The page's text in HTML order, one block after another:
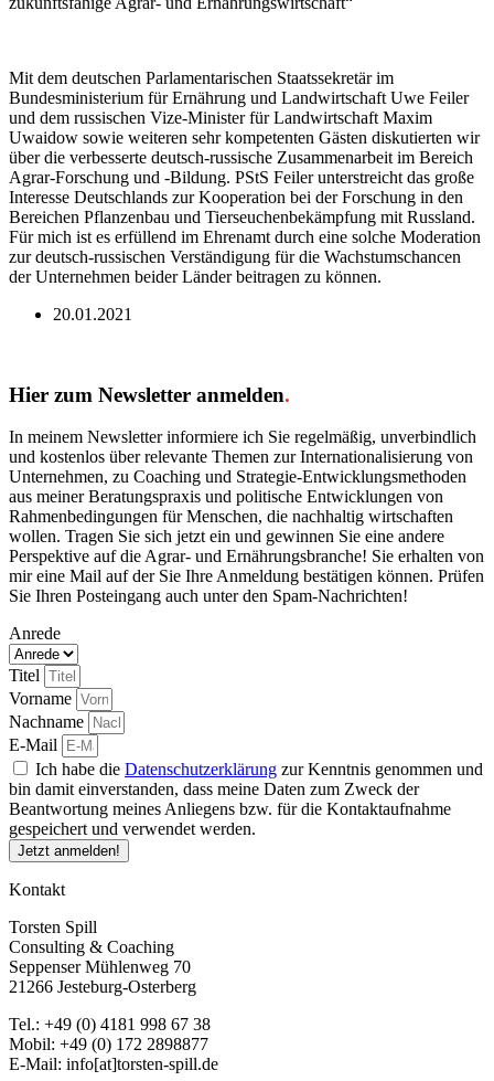
Mit dem deutschen Parlamentarischen Staatssekretär im
Bundesministerium für Ernährung und Landwirtschaft Uwe Feiler
und dem russischen Vize-Minister für Landwirtschaft Maxim
Uwaidow sowie weiteren sehr kompetenten Gästen diskutierten wir
über die verbesserte deutsch-russische Zusammenarbeit im Bereich
Agrar-Forschung und -Bildung. PStS Feiler unterstreicht das große
Interesse Deutschlands zur Kooperation bei der Forschung in den
Bereichen Pflanzenbau und Tierseuchenbekämpfung mit Russland.
Für mich ist es erfüllend im Ehrenamt durch eine solche Moderation
zur deutsch-russischen Verständigung für die Wachstumschancen
der Unternehmen beider Länder beitragen zu können.
20.01.2021
Hier zum Newsletter anmelden.
In meinem Newsletter informiere ich Sie regelmäßig, unverbindlich
und kostenlos über relevante Themen zur Internationalisierung von
Unternehmen, zu Coaching und Strategie-Entwicklungsmethoden
aus meiner Beratungspraxis und politische Entwicklungen von
Rahmenbedingungen für Menschen, die nachhaltig wirtschaften
wollen. Tragen Sie sich jetzt ein und gewinnen Sie eine andere
Perspektive auf die Agrar- und Ernährungsbranche! Sie erhalten von
mir eine Mail auf der Sie Ihre Anmeldung bestätigen können. Prüfen
Sie Ihren Posteingang auch unter den Spam-Nachrichten!
Anrede
Titel
Vorname
Nachname
E-Mail
Ich habe die Datenschutzerklärung zur Kenntnis genommen und
bin damit einverstanden, dass meine Daten zum Zweck der
Beantwortung meines Anliegens bzw. für die Kontaktaufnahme
gespeichert und verwendet werden.
Jetzt anmelden!
Kontakt
Torsten Spill
Consulting & Coaching
Seppenser Mühlenweg 70
21266 Jesteburg-Osterberg
Tel.: +49 (0) 4181 998 67 38
Mobil: +49 (0) 172 2898877
E-Mail: info[at]torsten-spill.de